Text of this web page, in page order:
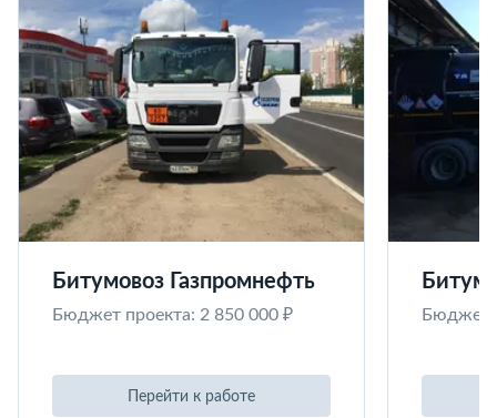
Битумовоз Газпромнефть
Бюджет проекта: 2 850 000 ₽
Перейти к работе
Бюджет